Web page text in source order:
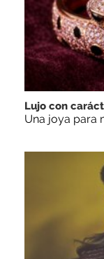
Lujo con
Una joya para